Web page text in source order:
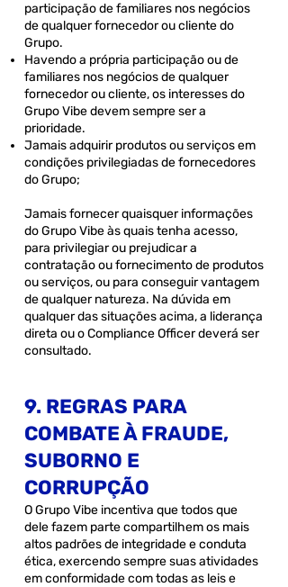
participação de familiares nos negócios
de qualquer fornecedor ou cliente do
Grupo.
Havendo a própria participação ou de
familiares nos negócios de qualquer
fornecedor ou cliente, os interesses do
Grupo Vibe devem sempre ser a
prioridade.
Jamais adquirir produtos ou serviços em
condições privilegiadas de fornecedores
do Grupo;
Jamais fornecer quaisquer informações
do Grupo Vibe às quais tenha acesso,
para privilegiar ou prejudicar a
contratação ou fornecimento de produtos
ou serviços, ou para conseguir vantagem
de qualquer natureza. Na dúvida em
qualquer das situações acima, a liderança
direta ou o Compliance Officer deverá ser
consultado.
9. REGRAS PARA
COMBATE À FRAUDE,
SUBORNO E
CORRUPÇÃO
O Grupo Vibe incentiva que todos que
dele fazem parte compartilhem os mais
altos padrões de integridade e conduta
ética, exercendo sempre suas atividades
em conformidade com todas as leis e